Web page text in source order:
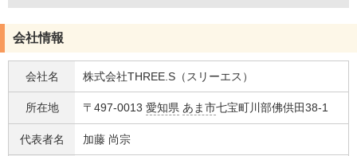
会社情報
会社名 株式会社THREE.S（スリーエス）
所在地 〒497-0013 愛知県 あま市七宝町川部佛供田38-1
代表者名 加藤 尚宗